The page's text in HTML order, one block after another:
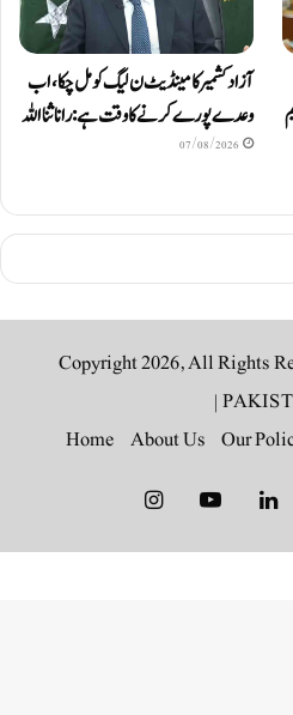
آزاد کشمیر کا مینڈیٹ ن لیگ کو مل چکا، اب
وعدے پورے کرنے کا وقت ہے: رانا ثنا اللہ
07/08/2026
|
Our
About Us
Home
LinkedIn
YouTube
Instagram